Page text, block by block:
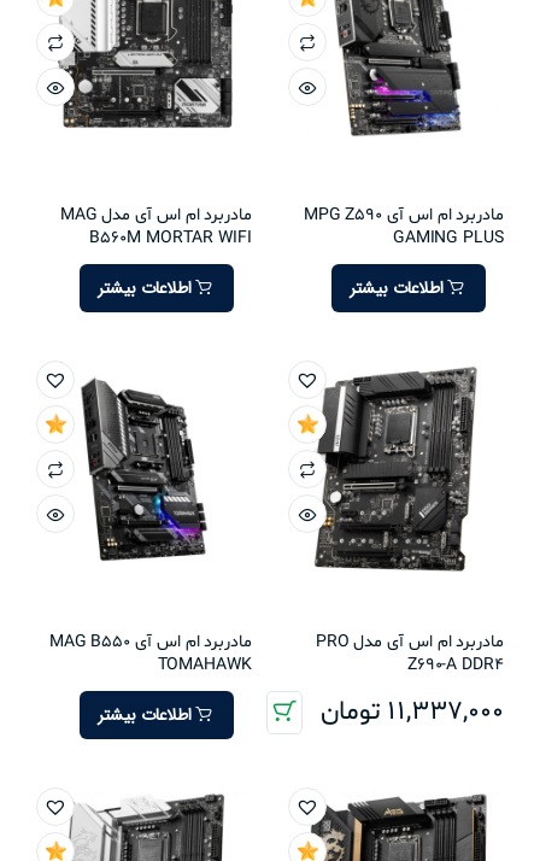
مادربرد ام اس آی MPG Z590
GAMING PLUS
اطلاعات بیشتر
مادربرد ام اس آی مدل MAG
B560M MORTAR WIFI
اطلاعات بیشتر
مادربرد ام اس آی مدل PRO
Z690-A DDR4
11,337,000 تومان
مادربرد ام اس آی MAG B550
TOMAHAWK
اطلاعات بیشتر